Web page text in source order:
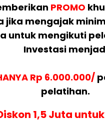
PROMO
jika mengajak
untuk mengikuti
Investasi
Rp 6.000.000/
pelatihan.
1,5 Juta